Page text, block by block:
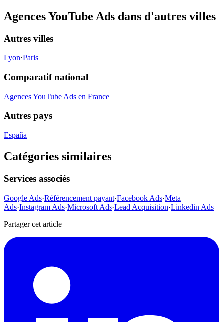
Agences YouTube Ads dans d'autres villes
Autres villes
Lyon·Paris
Comparatif national
Agences YouTube Ads en France
Autres pays
España
Catégories similaires
Services associés
Google Ads·Référencement payant·Facebook Ads·Meta
Ads·Instagram Ads·Microsoft Ads·Lead Acquisition·Linkedin Ads
Partager cet article